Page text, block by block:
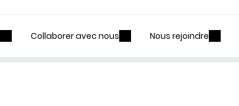
Collaborer avec nous Nous rejoindre